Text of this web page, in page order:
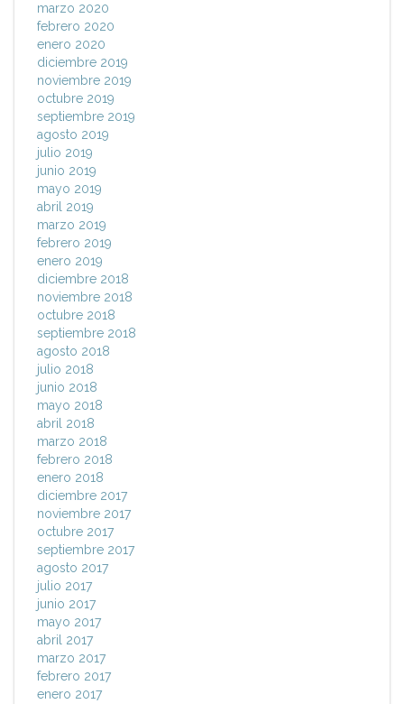
marzo 2020
febrero 2020
enero 2020
diciembre 2019
noviembre 2019
octubre 2019
septiembre 2019
agosto 2019
julio 2019
junio 2019
mayo 2019
abril 2019
marzo 2019
febrero 2019
enero 2019
diciembre 2018
noviembre 2018
octubre 2018
septiembre 2018
agosto 2018
julio 2018
junio 2018
mayo 2018
abril 2018
marzo 2018
febrero 2018
enero 2018
diciembre 2017
noviembre 2017
octubre 2017
septiembre 2017
agosto 2017
julio 2017
junio 2017
mayo 2017
abril 2017
marzo 2017
febrero 2017
enero 2017